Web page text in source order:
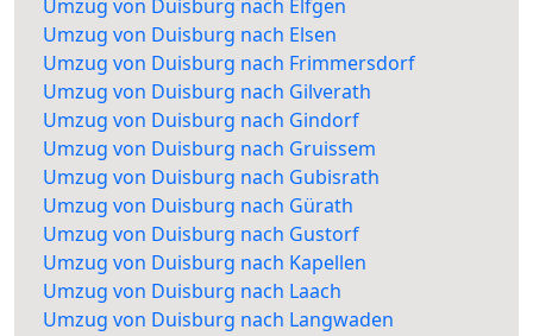
Umzug von Duisburg nach Elfgen
Umzug von Duisburg nach Elsen
Umzug von Duisburg nach Frimmersdorf
Umzug von Duisburg nach Gilverath
Umzug von Duisburg nach Gindorf
Umzug von Duisburg nach Gruissem
Umzug von Duisburg nach Gubisrath
Umzug von Duisburg nach Gürath
Umzug von Duisburg nach Gustorf
Umzug von Duisburg nach Kapellen
Umzug von Duisburg nach Laach
Umzug von Duisburg nach Langwaden